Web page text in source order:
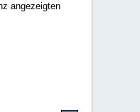
angezeigten